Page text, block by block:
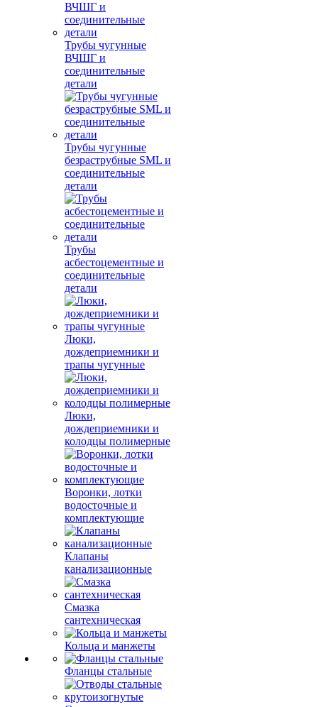
Трубы чугунные
ВЧШГ и
соединительные
детали
Трубы чугунные
безраструбные SML и
соединительные
детали
Трубы
асбестоцементные и
соединительные
детали
Люки,
дождеприемники и
трапы чугунные
Люки,
дождеприемники и
колодцы полимерные
Воронки, лотки
водосточные и
комплектующие
Клапаны
канализационные
Смазка
сантехническая
Кольца и манжеты
Фланцы стальные